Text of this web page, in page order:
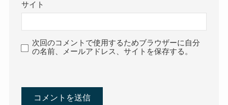
サイト
次回のコメントで使用するためブラウザーに自分
の名前、メールアドレス、サイトを保存する。